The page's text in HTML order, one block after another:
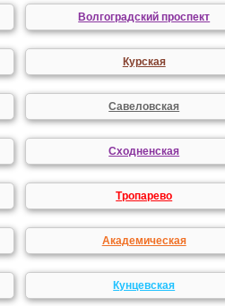
Волгоградский проспект
Курская
Савеловская
Сходненская
Тропарево
Академическая
Кунцевская